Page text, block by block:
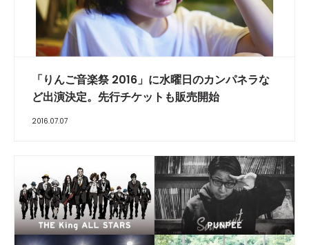
「りんご音楽祭 2016」に水曜日のカンパネラな
ど出演決定。先行チケットも販売開始
2016.07.07